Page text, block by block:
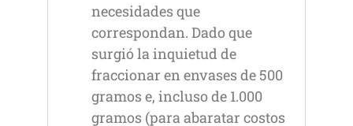
necesidades que
correspondan. Dado que
surgió la inquietud de
fraccionar en envases de 500
gramos e, incluso de 1.000
gramos (para abaratar costos